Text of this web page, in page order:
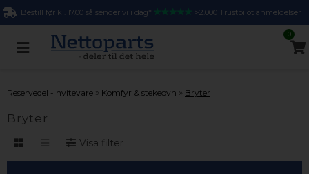
Bestill før kl. 17.00 så sender vi i dag* >2.000 Trustpilot anmeldelser
0
Reservedel - hvitevare » Komfyr & stekeovn » Bryter
Bryter
Visa filter